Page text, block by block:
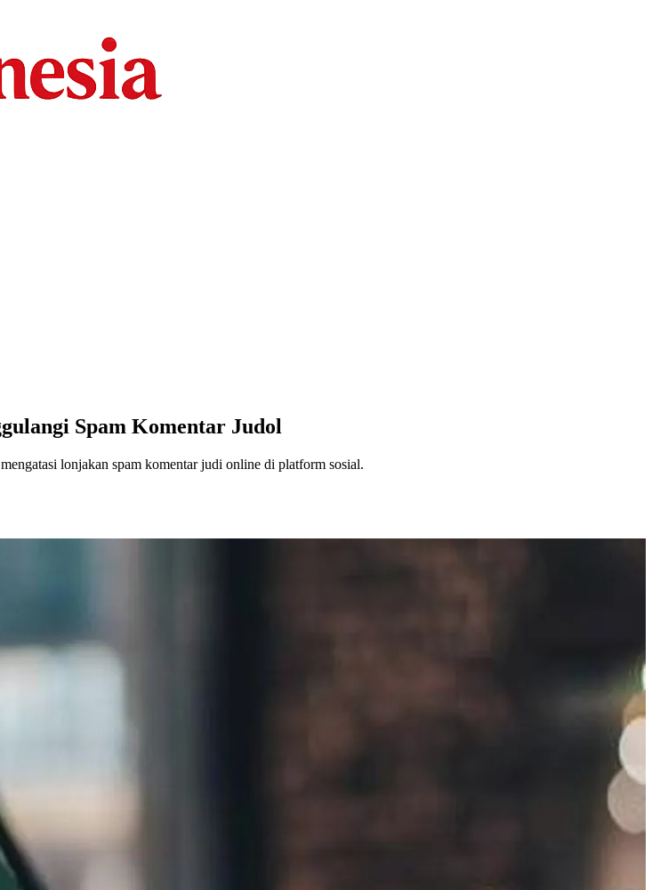
Spam Komentar Judol
lonjakan spam komentar judi online di platform sosial.